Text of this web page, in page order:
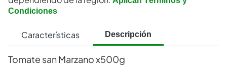
Condiciones
Características Descripción
Tomate san Marzano x500g